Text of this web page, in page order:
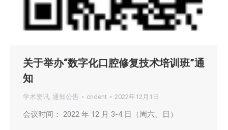
关于举办“数字化口腔修复技术培训班”通
知
学术资讯, 通知公告 cndent 2022年12月1日
会议时间： 2022 年 12 月 3-4 日（周六、日）